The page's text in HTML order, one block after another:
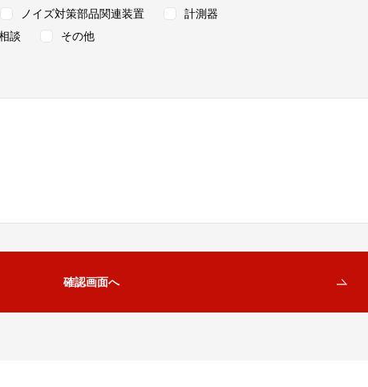
ノイズ対策部品関連装置
計測器
談 その他